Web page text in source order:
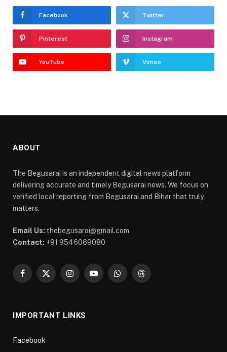
Facebook Twitter
Pinterest Instagram
YouTube Vimeo
ABOUT
The Begusarai is an independent digital news platform
delivering accurate and timely Begusarai news. We focus on
verified local reporting from Begusarai and Bihar that truly
matters.
Email Us: thebegusarai@gmail.com
Contact: +91 9546069080
Facebook
X
InstagramYouTubeWhatsAppThreads
IMPORTANT LINKS
Facebook